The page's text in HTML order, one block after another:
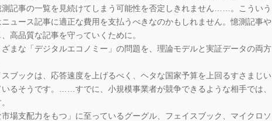
測記事の一覧を見続けてしまう可能性を否定しきれません……。こういう
ュース記事に適正な費用を支払うべきなのかもしれません。憶測記事や
高品質な記事を守っていくために。
まな「デジタルエコノミー」の問題を、理論モデルと実証データの両方
ブックは、応答速度を上げるべく、ヘタな国家予算を上回るすさまじい
るそうです。……すでに、小規模事業者が競争できるような相手では、
場支配力をもつ」に至っているグーグル、フェイスブック、マイクロソ